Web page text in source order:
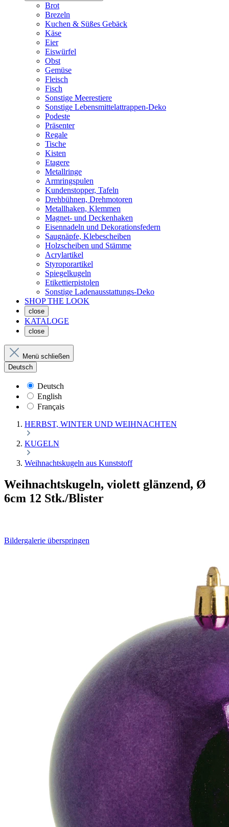
Brot
Brezeln
Kuchen & Süßes Gebäck
Käse
Eier
Eiswürfel
Obst
Gemüse
Fleisch
Fisch
Sonstige Meerestiere
Sonstige Lebensmittelattrappen-Deko
Podeste
Präsenter
Regale
Tische
Kisten
Etagere
Metallringe
Armringspulen
Kundenstopper, Tafeln
Drehbühnen, Drehmotoren
Metallhaken, Klemmen
Magnet- und Deckenhaken
Eisennadeln und Dekorationsfedern
Saugnäpfe, Klebescheiben
Holzscheiben und Stämme
Acrylartikel
Styroporartikel
Spiegelkugeln
Etikettierpistolen
Sonstige Ladenausstattungs-Deko
SHOP THE LOOK
close
KATALOGE
close
Menü schließen
Deutsch
Deutsch
English
Français
HERBST, WINTER UND WEIHNACHTEN
KUGELN
Weihnachtskugeln aus Kunststoff
Weihnachtskugeln, violett glänzend, Ø
6cm 12 Stk./Blister
Bildergalerie überspringen